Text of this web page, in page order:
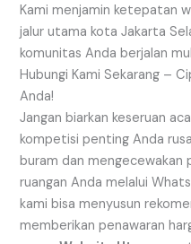
Kami menjamin ketepatan
jalur utama kota Jakarta
komunitas Anda berjalan
Hubungi Kami Sekarang –
Anda!
Jangan biarkan keseruan
kompetisi penting Anda
buram dan mengecewakan
ruangan Anda melalui
kami bisa menyusun
memberikan penawaran